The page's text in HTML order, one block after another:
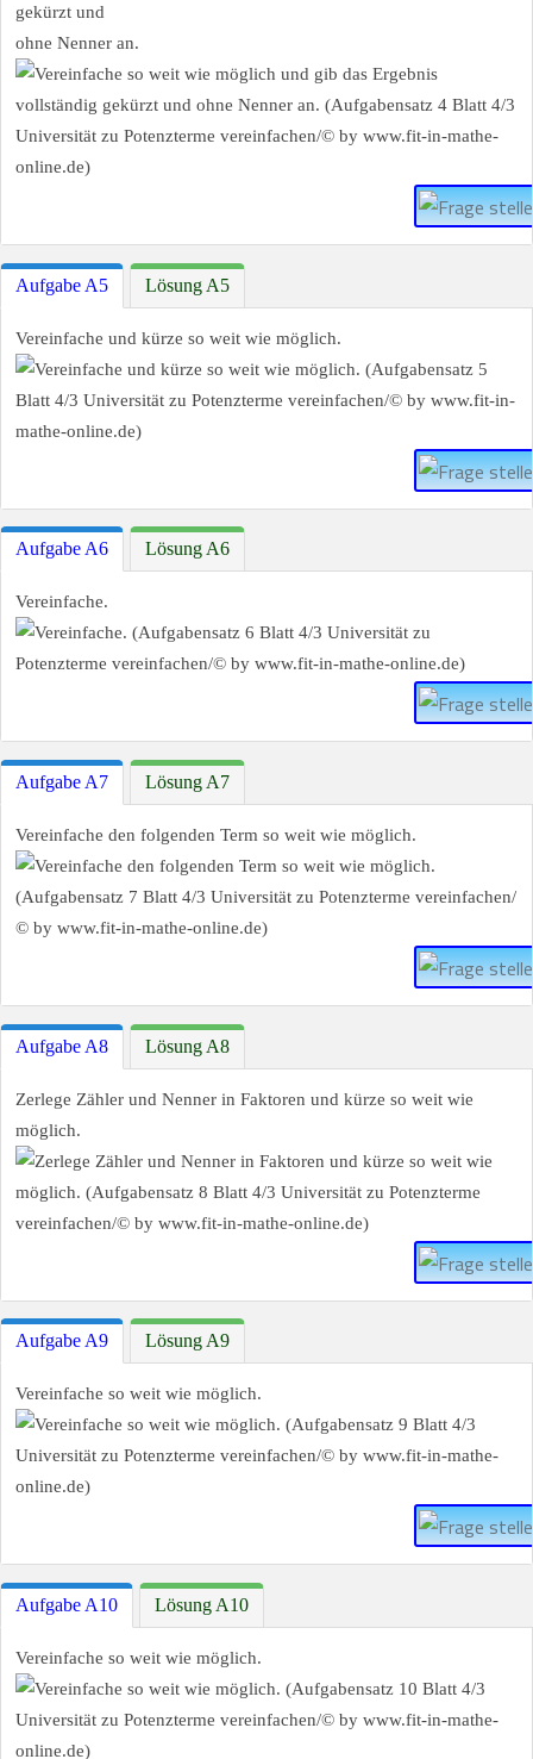
gekürzt und
ohne Nenner an.
Aufgabe A5 Lösung A5
Vereinfache und kürze so weit wie möglich.
Aufgabe A6 Lösung A6
Vereinfache.
Aufgabe A7 Lösung A7
Vereinfache den folgenden Term so weit wie möglich.
Aufgabe A8 Lösung A8
Zerlege Zähler und Nenner in Faktoren und kürze so weit wie
möglich.
Aufgabe A9 Lösung A9
Vereinfache so weit wie möglich.
Aufgabe A10 Lösung A10
Vereinfache so weit wie möglich.